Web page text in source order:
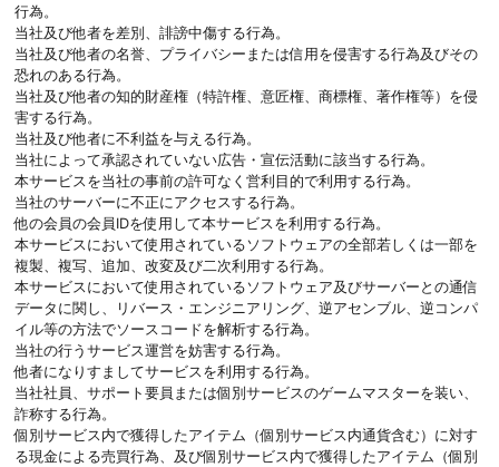
行為。
当社及び他者を差別、誹謗中傷する行為。
当社及び他者の名誉、プライバシーまたは信用を侵害する行為及びその
恐れのある行為。
当社及び他者の知的財産権（特許権、意匠権、商標権、著作権等）を侵
害する行為。
当社及び他者に不利益を与える行為。
当社によって承認されていない広告・宣伝活動に該当する行為。
本サービスを当社の事前の許可なく営利目的で利用する行為。
当社のサーバーに不正にアクセスする行為。
他の会員の会員IDを使用して本サービスを利用する行為。
本サービスにおいて使用されているソフトウェアの全部若しくは一部を
複製、複写、追加、改変及び二次利用する行為。
本サービスにおいて使用されているソフトウェア及びサーバーとの通信
データに関し、リバース・エンジニアリング、逆アセンブル、逆コンパ
イル等の方法でソースコードを解析する行為。
当社の行うサービス運営を妨害する行為。
他者になりすましてサービスを利用する行為。
当社社員、サポート要員または個別サービスのゲームマスターを装い、
詐称する行為。
個別サービス内で獲得したアイテム（個別サービス内通貨含む）に対す
る現金による売買行為、及び個別サービス内で獲得したアイテム（個別